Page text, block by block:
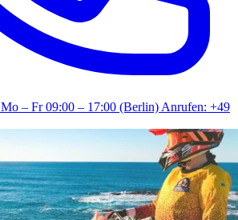
Mo – Fr 09:00 – 17:00 (Berlin)Anrufen: +49